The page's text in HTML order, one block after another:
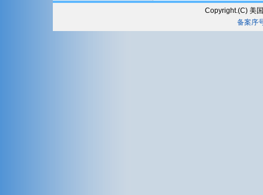
Copyright.(C) 美
备案序